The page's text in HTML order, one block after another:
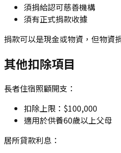
須捐給認可慈善機構
須有正式捐款收據
捐款可以是現金或物資，但物資
其他扣除項目
長者住宿照顧開支：
扣除上限：$100,000
適用於供養60歲以上父母
居所貸款利息：